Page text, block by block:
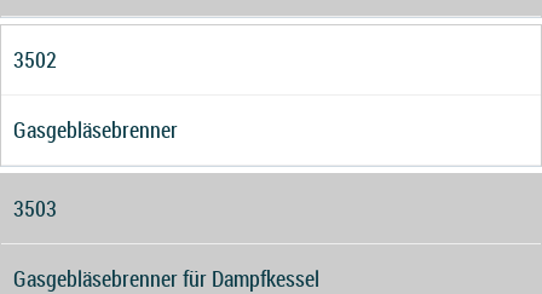
3502
Gasgebläsebrenner
3503
Gasgebläsebrenner für Dampfkessel